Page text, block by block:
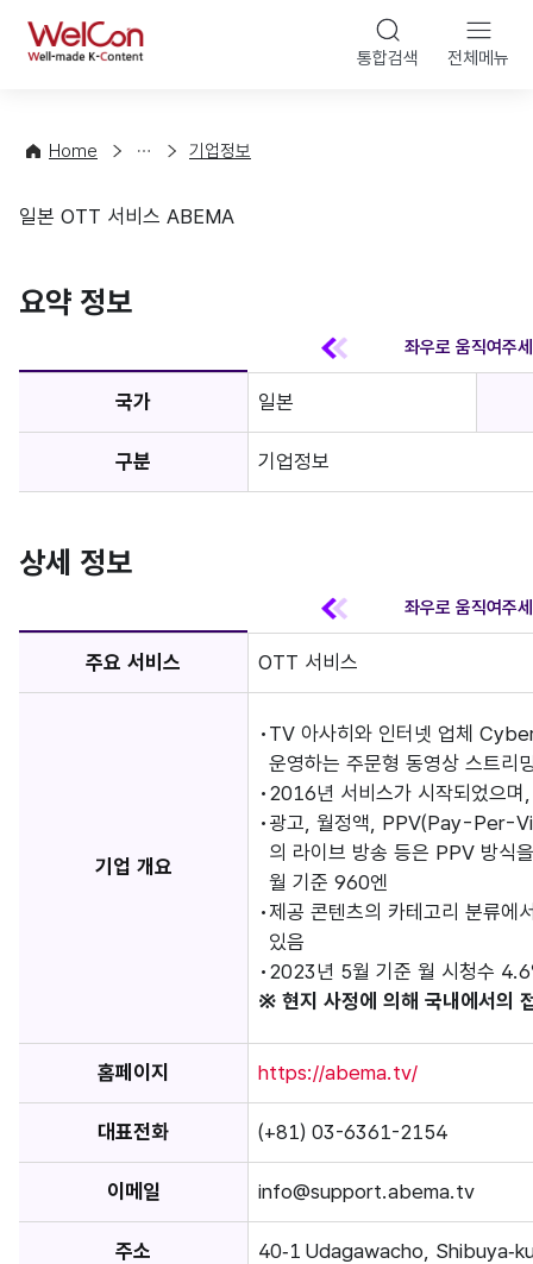
WelCon 통합검색 전체메뉴
Home
컨
팅
해
기
정
기업정보
기업정보
일본 OTT 서비스 ABEMA
요약 정보
국가 일본
구분 기업정보
상세 정보
주요 서비스 OTT 서비스
기업 개요
TV 아사히와 인터넷 업체
운영하는 주문형 동영상 스트리
2016년 서비스가 시작되었으
광고, 월정액, PPV(Pay-Per-
의 라이브 방송 등은 PPV 방식
월 기준 960엔
제공 콘텐츠의 카테고리 분류
있음
2023년 5월 기준 월 시청수
※ 현지 사정에 의해 국내에서의
홈페이지 https://abema.tv/
대표전화 (+81) 03-6361-2154
이메일 info@support.abema.tv
주소
40‑1 Udagawacho,